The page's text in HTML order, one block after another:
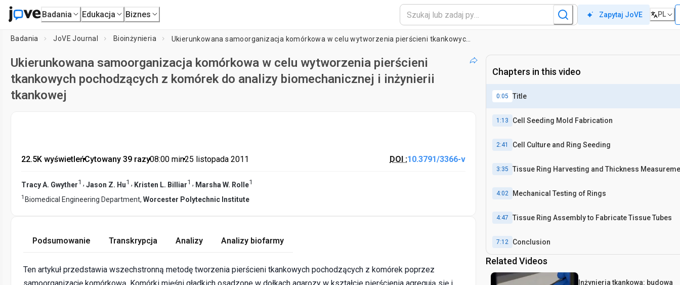
Badania Edukacja Biznes Zapytaj JoVE PL
Badania JoVE Journal Bioinżynieria
Ukierunkowana samoorganizacja komórkowa w celu wytworzenia pierścieni
tkankowych pochodzących z komórek do analizy biomechanicznej i inżynierii
tkankowej
22.5K wyświetleń•Cytowany 39 razy•08:00 min•25 listopada 2011 DOI :10.3791/3366-v
Tracy A. Gwyther1 , Jason Z. Hu1 , Kristen L. Billiar1 , Marsha W. Rolle1
1 Biomedical Engineering Department, Worcester Polytechnic Institute
Podsumowanie Transkrypcja Analizy Analizy biofarmy
Ten artykuł przedstawia wszechstronną metodę tworzenia pierścieni tkankowych pochodzących z komórek poprzez
Chapters in this video
0:05 Title
1:13 Cell Seeding Mold Fabrication
2:41 Cell Culture and Ring Seeding
3:35 Tissue Ring Harvesting and Thickness
4:02 Mechanical Testing of Rings
4:47 Tissue Ring Assembly to Fabricate Tissue Tubes
7:12 Conclusion
Related Videos
Inżynieria tkankowa: budowa